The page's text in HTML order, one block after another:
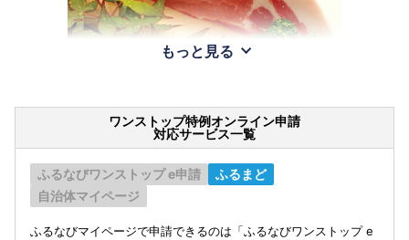
もっと見る
ワンストップ特例オンライン申請
対応サービス一覧
ふるなびワンストップ e申請
ふるまど
自治体マイページ
ふるなびマイページで申請できるのは「ふるなびワンストップ e